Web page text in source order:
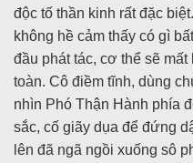
độc tố thần kinh rất đặc
không hề cảm thấy có gì
đầu phát tác, cơ thể sẽ
toàn. Cô điềm tĩnh, dùng
nhìn Phó Thận Hành phía
sắc, cố giãy dụa để đứng
lên đã ngã ngồi xuống sô